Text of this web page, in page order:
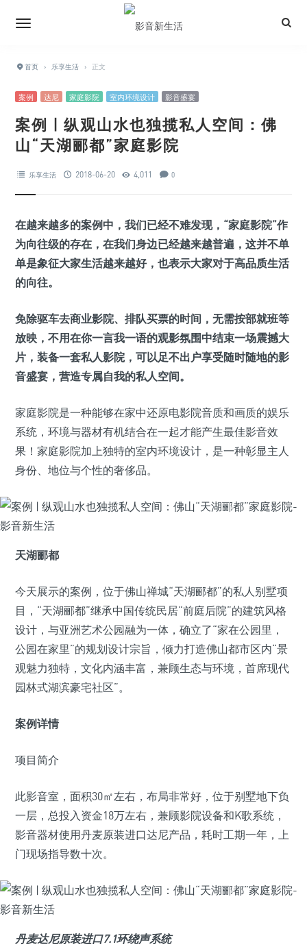
首页 › 乐享生活 › 正文
案例 达尼 家庭影院 室内环境设计 影音盛宴
案例 | 纵观山水也独揽私人空间：佛
山“天湖郦都”家庭影院
乐享生活 2018-06-20 4,011 0
在越来越多的案例中，我们已经不难发现，“家庭影院”作
为向往级的存在，在我们身边已经越来越普遍，这并不单
单是象征大家生活越来越好，也表示大家对于高品质生活
的向往。
免除驱车去商业影院、排队买票的时间，无需按部就班等
放映，不用在你一言我一语的观影氛围中结束一场震撼大
片，装备一套私人影院，可以足不出户享受随时随地的影
音盛宴，营造专属自我的私人空间。
家庭影院是一种能够在家中还原电影院音质和画质的娱乐
系统，环境与器材有机结合在一起才能产生最佳影音效
果！家庭影院加上独特的室内环境设计，是一种彰显主人
身份、地位与个性的奢侈品。
天湖郦都
今天展示的案例，位于佛山禅城“天湖郦都”的私人别墅项
目，“天湖郦都”继承中国传统民居“前庭后院”的建筑风格
设计，与亚洲艺术公园融为一体，确立了“家在公园里，
公园在家里”的规划设计宗旨，倾力打造佛山都市区内“景
观魅力独特，文化内涵丰富，兼顾生态与环境，首席现代
园林式湖滨豪宅社区”。
案例详情
项目简介
此影音室，面积30㎡左右，布局非常好，位于别墅地下负
一层，总投入资金18万左右，兼顾影院设备和K歌系统，
影音器材使用丹麦原装进口达尼产品，耗时工期一年，上
门现场指导数十次。
丹麦达尼原装进口7.1环绕声系统